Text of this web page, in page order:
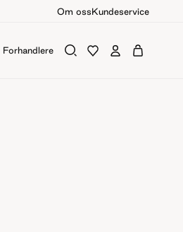
Om ossKundeservice
Forhandlere